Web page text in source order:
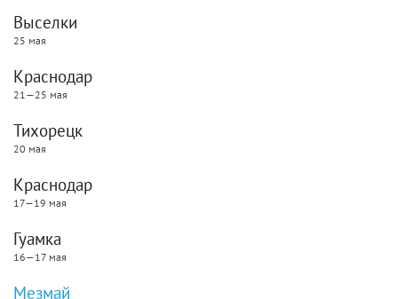
Выселки
25 мая
Краснодар
21—25 мая
Тихорецк
20 мая
Краснодар
17—19 мая
Гуамка
16—17 мая
Мезмай